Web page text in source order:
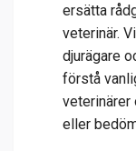
ersätta
veterinär.
djurägare
förstå
veterinärer
eller